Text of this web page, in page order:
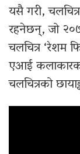
यसै गरी,
रहनेछन्, जो
चलचित्र ‘रेशम
एआई
चलचित्रको